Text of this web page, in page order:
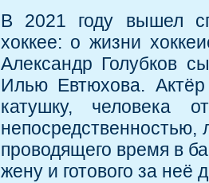
В 2021 году вышел
хоккее: о жизни
Александр Голубков
Илью Евтюхова.
катушку, человека
проводящего время в
жену и готового за неё